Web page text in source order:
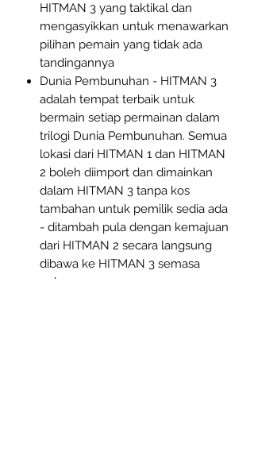
HITMAN 3 yang taktikal dan
mengasyikkan untuk menawarkan
pilihan pemain yang tidak ada
tandingannya
Dunia Pembunuhan - HITMAN 3
adalah tempat terbaik untuk
bermain setiap permainan dalam
trilogi Dunia Pembunuhan. Semua
lokasi dari HITMAN 1 dan HITMAN
2 boleh diimport dan dimainkan
dalam HITMAN 3 tanpa kos
tambahan untuk pemilik sedia ada
- ditambah pula dengan kemajuan
dari HITMAN 2 secara langsung
dibawa ke HITMAN 3 semasa
pelancaran